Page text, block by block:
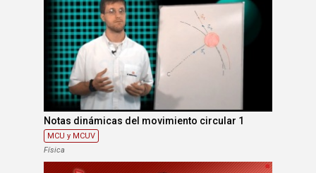
Notas dinámicas del movimiento circular 1
MCU y MCUV
Física